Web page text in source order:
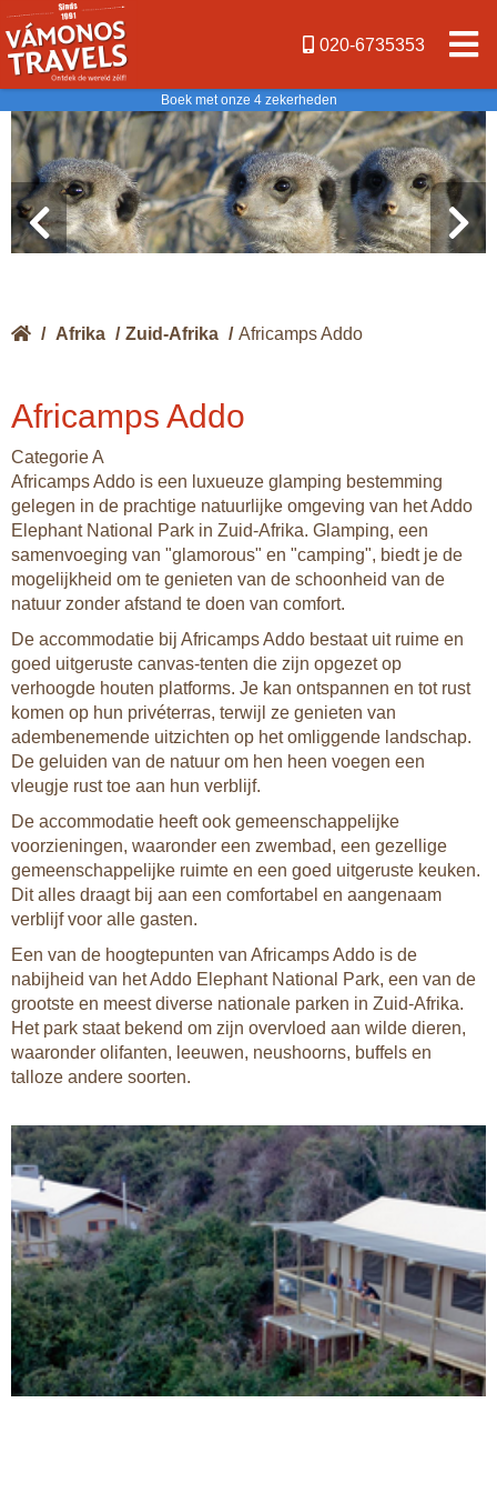
020-6735353
Boek met onze 4 zekerheden
/ Afrika / Zuid-Afrika / Africamps Addo
Africamps Addo
Categorie A
Africamps Addo is een luxueuze glamping bestemming
gelegen in de prachtige natuurlijke omgeving van het Addo
Elephant National Park in Zuid-Afrika. Glamping, een
samenvoeging van "glamorous" en "camping", biedt je de
mogelijkheid om te genieten van de schoonheid van de
natuur zonder afstand te doen van comfort.
De accommodatie bij Africamps Addo bestaat uit ruime en
goed uitgeruste canvas-tenten die zijn opgezet op
verhoogde houten platforms. Je kan ontspannen en tot rust
komen op hun privéterras, terwijl ze genieten van
adembenemende uitzichten op het omliggende landschap.
De geluiden van de natuur om hen heen voegen een
vleugje rust toe aan hun verblijf.
De accommodatie heeft ook gemeenschappelijke
voorzieningen, waaronder een zwembad, een gezellige
gemeenschappelijke ruimte en een goed uitgeruste keuken.
Dit alles draagt bij aan een comfortabel en aangenaam
verblijf voor alle gasten.
Een van de hoogtepunten van Africamps Addo is de
nabijheid van het Addo Elephant National Park, een van de
grootste en meest diverse nationale parken in Zuid-Afrika.
Het park staat bekend om zijn overvloed aan wilde dieren,
waaronder olifanten, leeuwen, neushoorns, buffels en
talloze andere soorten.